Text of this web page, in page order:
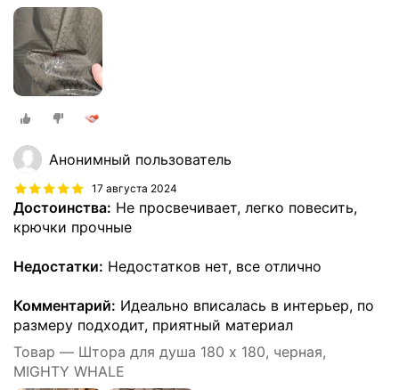
Анонимный пользователь
17 августа 2024
Достоинства: Не просвечивает, легко повесить,
крючки прочные
Недостатки: Недостатков нет, все отлично
Комментарий: Идеально вписалась в интерьер, по
размеру подходит, приятный материал
Товар — Штора для душа 180 x 180, черная,
MIGHTY WHALE